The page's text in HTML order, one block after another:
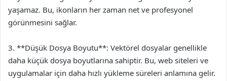
yaşamaz. Bu, ikonların her zaman net ve profesyonel
görünmesini sağlar.
3. **Düşük Dosya Boyutu**: Vektörel dosyalar genellikle
daha küçük dosya boyutlarına sahiptir. Bu, web siteleri ve
uygulamalar için daha hızlı yükleme süreleri anlamına gelir.